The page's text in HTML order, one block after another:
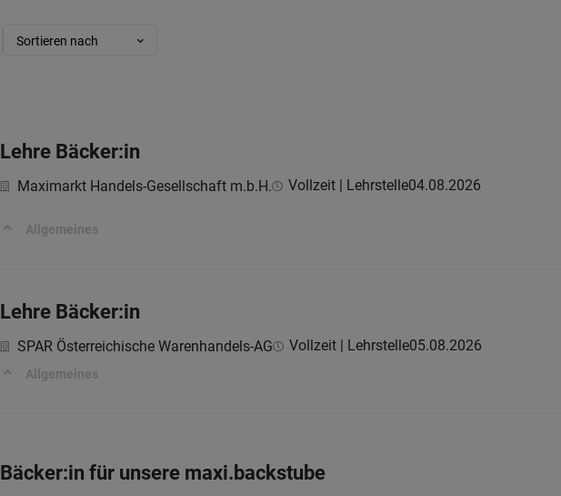
Sortieren nach
Lehre Bäcker:in
Maximarkt Handels-Gesellschaft m.b.H. Vollzeit | Lehrstelle04.08.2026
Allgemeines
Lehre Bäcker:in
SPAR Österreichische Warenhandels-AG Vollzeit | Lehrstelle05.08.2026
Allgemeines
Bäcker:in für unsere maxi.backstube